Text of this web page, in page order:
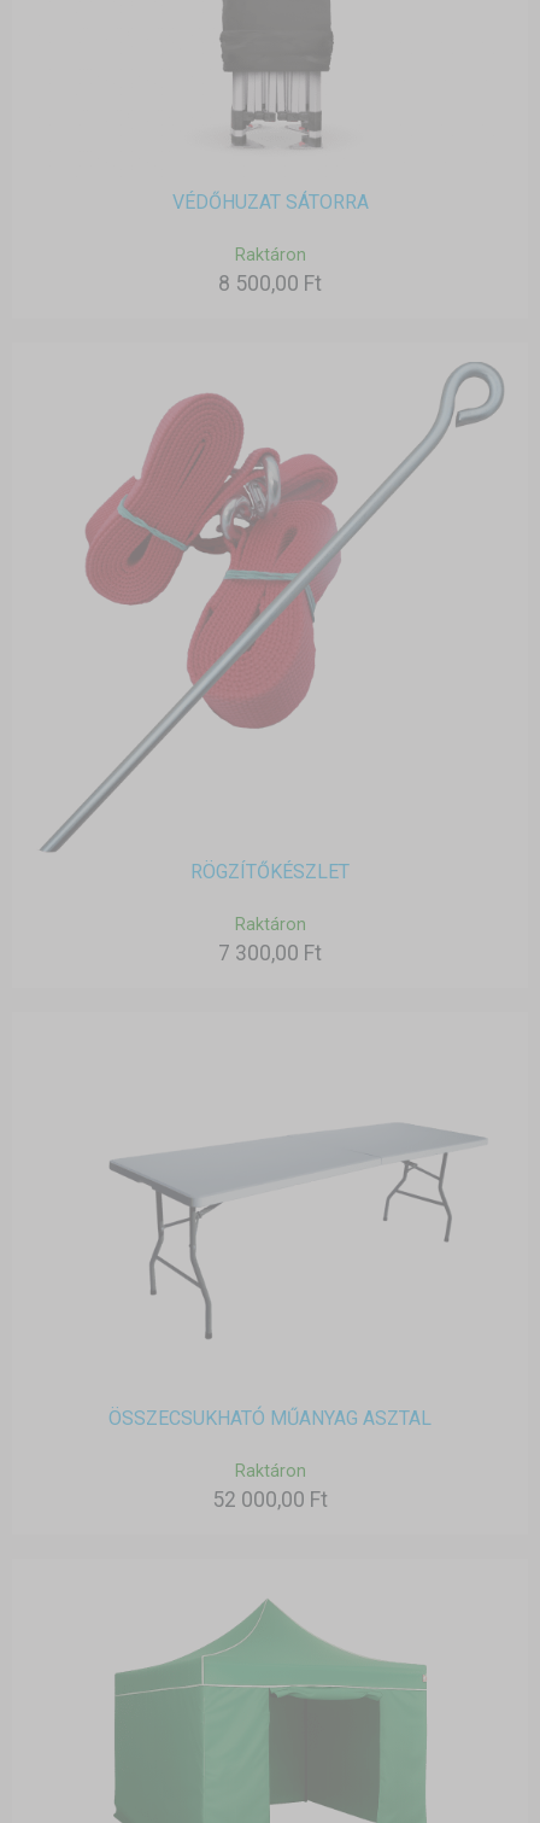
VÉDŐHUZAT SÁTORRA
Raktáron
8 500,00 Ft
RÖGZÍTŐKÉSZLET
Raktáron
7 300,00 Ft
ÖSSZECSUKHATÓ MŰANYAG ASZTAL
Raktáron
52 000,00 Ft